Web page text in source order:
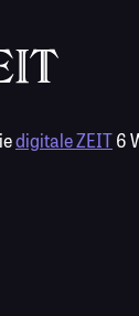
digitale ZEIT6